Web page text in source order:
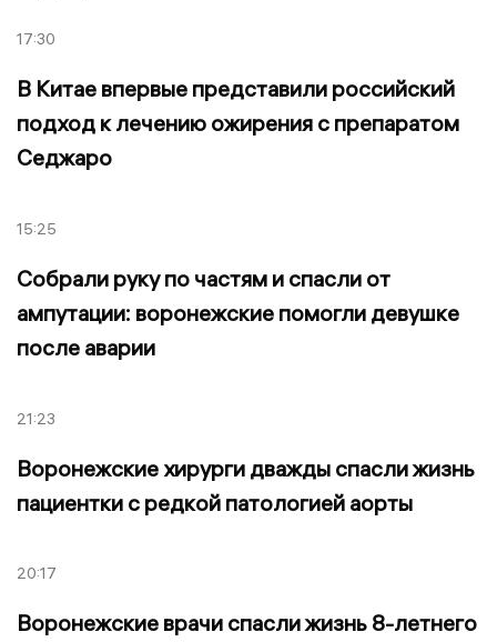
17:30
В Китае впервые представили российский
подход к лечению ожирения с препаратом
Седжаро
15:25
Собрали руку по частям и спасли от
ампутации: воронежские помогли девушке
после аварии
21:23
Воронежские хирурги дважды спасли жизнь
пациентки с редкой патологией аорты
20:17
Воронежские врачи спасли жизнь 8-летнего